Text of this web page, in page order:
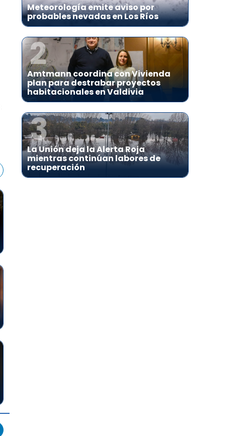
Meteorología emite aviso por
probables nevadas en Los Ríos
2
Amtmann coordina con Vivienda
plan para destrabar proyectos
habitacionales en Valdivia
3
La Unión deja la Alerta Roja
mientras continúan labores de
recuperación